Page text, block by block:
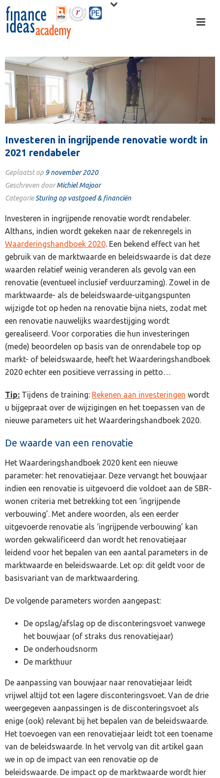
Investeren in ingrijpende renovatie wordt in
2021 rendabeler
Geplaatst op 9 november 2020
Geschreven doorMichiel Majoor
CategorieSturing op vastgoed & financiën
Investeren in ingrijpende renovatie wordt rendabeler.
Althans, indien wordt gekeken naar de rekenregels in
Waarderingshandboek 2020. Een bekend effect van het
gebruik van de marktwaarde en beleidswaarde is dat deze
waarden relatief weinig veranderen als gevolg van een
renovatie (eventueel inclusief verduurzaming). Zowel in de
marktwaarde- als de beleidswaarde-uitgangspunten
wijzigde tot op heden na renovatie bijna niets, zodat met
een renovatie nauwelijks waardestijging wordt
gerealiseerd. Voor corporaties die hun investeringen
(mede) beoordelen op basis van de onrendabele top op
markt- of beleidswaarde, heeft het Waarderingshandboek
2020 echter een positieve verrassing in petto…
Tip: Tijdens de training: Rekenen aan investeringen wordt
u bijgepraat over de wijzigingen en het toepassen van de
nieuwe parameters uit het Waarderingshandboek 2020.
De waarde van een renovatie
Het Waarderingshandboek 2020 kent een nieuwe
parameter: het renovatiejaar. Deze vervangt het bouwjaar
indien een renovatie is uitgevoerd die voldoet aan de SBR-
wonen criteria met betrekking tot een ‘ingrijpende
verbouwing’. Met andere woorden, als een eerder
uitgevoerde renovatie als ‘ingrijpende verbouwing’ kan
worden gekwalificeerd dan wordt het renovatiejaar
leidend voor het bepalen van een aantal parameters in de
marktwaarde en beleidswaarde. Let op: dit geldt voor de
basisvariant van de marktwaardering.
De volgende parameters worden aangepast:
De opslag/afslag op de disconteringsvoet vanwege
het bouwjaar (of straks dus renovatiejaar)
De onderhoudsnorm
De markthuur
De aanpassing van bouwjaar naar renovatiejaar leidt
vrijwel altijd tot een lagere disconteringsvoet. Van de drie
weergegeven aanpassingen is de disconteringsvoet als
enige (ook) relevant bij het bepalen van de beleidswaarde.
Het toevoegen van een renovatiejaar leidt tot een toename
van de beleidswaarde. In het vervolg van dit artikel gaan
we in op de impact van een renovatie op de
beleidswaarde. De impact op de marktwaarde wordt hier